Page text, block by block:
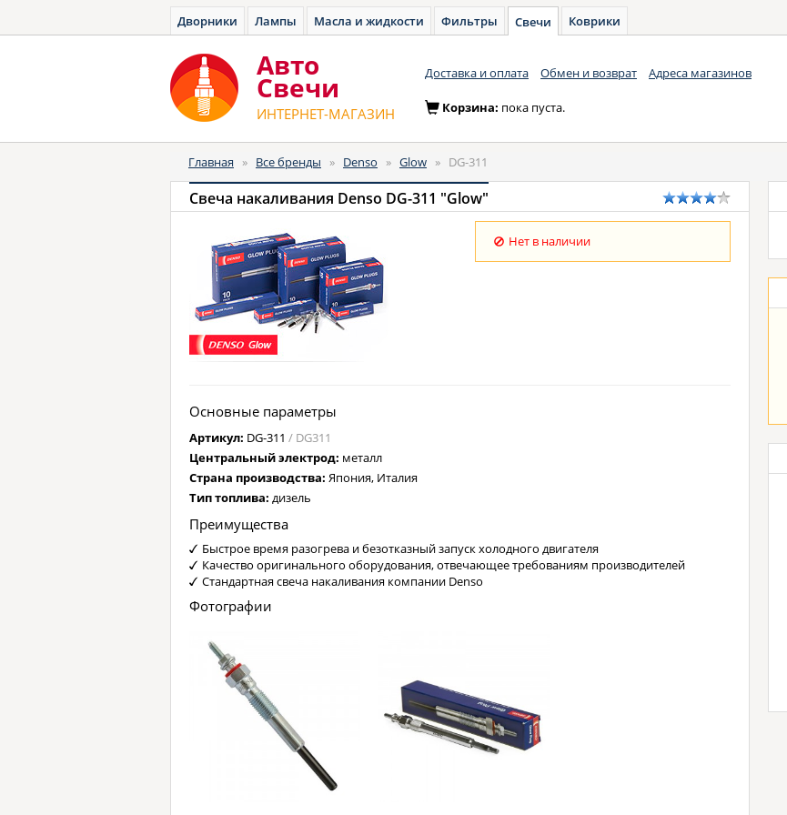
Дворники Лампы Масла и жидкости Фильтры Свечи Коврики
Авто
Cвечи
ИНТЕРНЕТ-МАГАЗИН
Доставка и оплата Обмен и возврат Адреса магазинов
Корзина: пока пуста.
Главная » Все бренды » Denso » Glow » DG-311
Свеча накаливания Denso DG-311 "Glow"
Нет в наличии
Основные параметры
Артикул: DG-311 / DG311
Центральный электрод: металл
Страна производства: Япония, Италия
Тип топлива: дизель
Преимущества
Быстрое время разогрева и безотказный запуск холодного двигателя
Качество оригинального оборудования, отвечающее требованиям производителей
Стандартная свеча накаливания компании Denso
Фотографии